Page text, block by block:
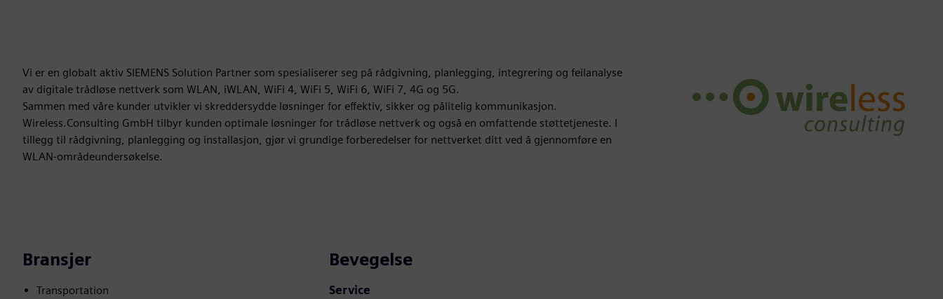
Vi er en globalt aktiv SIEMENS Solution Partner som spesialiserer seg på rådgivning, planlegging, integrering og feilanalyse
av digitale trådløse nettverk som WLAN, iWLAN, WiFi 4, WiFi 5, WiFi 6, WiFi 7, 4G og 5G.
Sammen med våre kunder utvikler vi skreddersydde løsninger for effektiv, sikker og pålitelig kommunikasjon.
Wireless.Consulting GmbH tilbyr kunden optimale løsninger for trådløse nettverk og også en omfattende støttetjeneste. I
tillegg til rådgivning, planlegging og installasjon, gjør vi grundige forberedelser for nettverket ditt ved å gjennomføre en
WLAN-områdeundersøkelse.
Bransjer
Transportation
Bevegelse
Service